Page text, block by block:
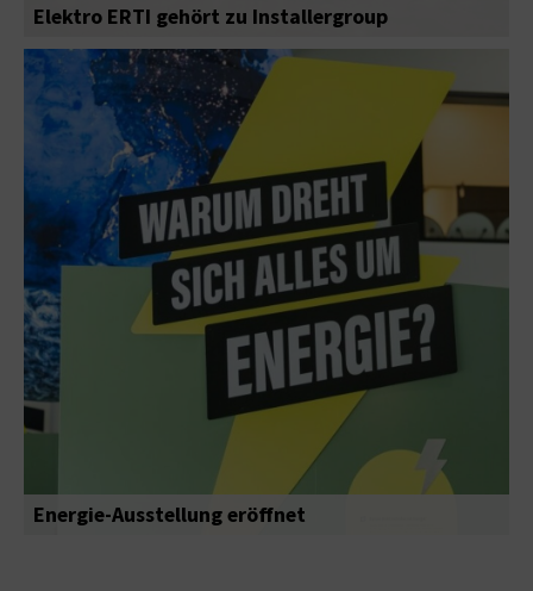
Elektro ERTI gehört zu Installergroup
Energie-Ausstellung eröffnet